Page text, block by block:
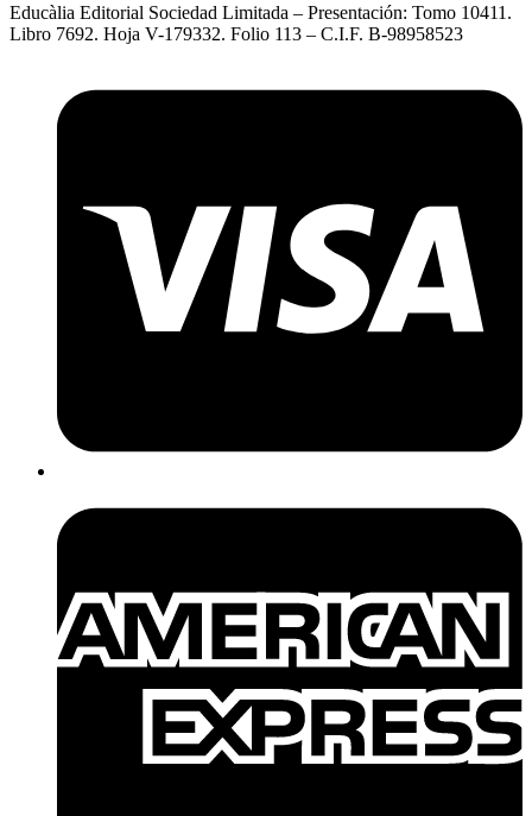
Educàlia Editorial Sociedad Limitada – Presentación: Tomo 10411.
Libro 7692. Hoja V-179332. Folio 113 – C.I.F. B-98958523